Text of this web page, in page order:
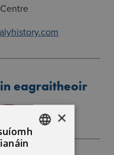
eagraitheoir
×